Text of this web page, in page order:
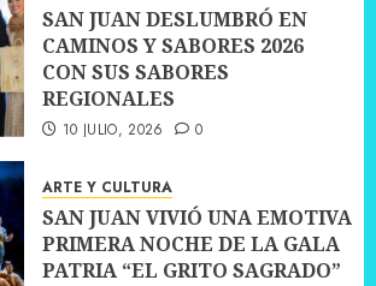
SAN JUAN DESLUMBRÓ EN
CAMINOS Y SABORES 2026
CON SUS SABORES
REGIONALES
10 JULIO, 2026 0
ARTE Y CULTURA
SAN JUAN VIVIÓ UNA EMOTIVA
PRIMERA NOCHE DE LA GALA
PATRIA “EL GRITO SAGRADO”